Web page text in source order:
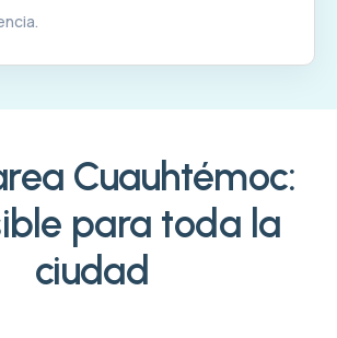
Cuauhtémoc:
para toda la
ciudad